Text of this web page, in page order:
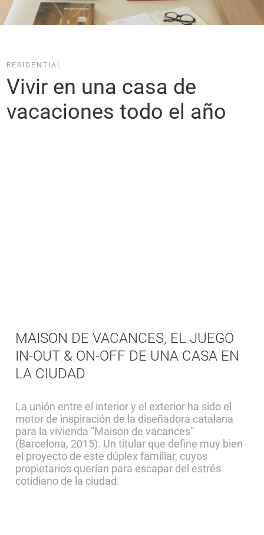
RESIDENTIAL
Vivir en una casa de
vacaciones todo el año
MAISON DE VACANCES, EL JUEGO
IN-OUT & ON-OFF DE UNA CASA EN
LA CIUDAD
La unión entre el interior y el exterior ha sido el
motor de inspiración de la diseñadora catalana
para la vivienda “Maison de vacances”
(Barcelona, 2015). Un titular que define muy bien
el proyecto de este dúplex familiar, cuyos
propietarios querían para escapar del estrés
cotidiano de la ciudad.